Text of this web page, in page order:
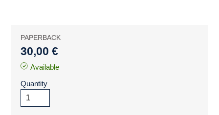
PAPERBACK
30,00 €
Available
Quantity